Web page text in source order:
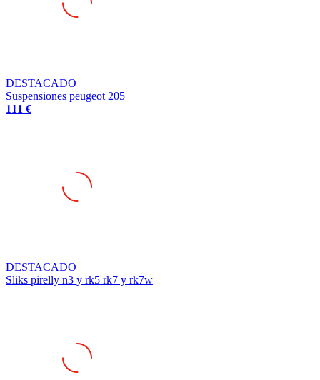
DESTACADO
Suspensiones peugeot 205
111 €
DESTACADO
Sliks pirelly n3 y rk5 rk7 y rk7w